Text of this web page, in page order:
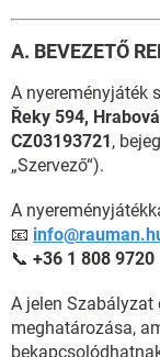
A. BEVEZETŐ
A nyereményjáték
Řeky 594,
CZ03193721,
„Szervező“).
A
📧
📞 +36 1 808 9720
A jelen Szabályzat
meghatározása,